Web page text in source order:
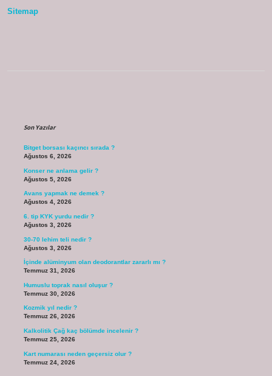
Sitemap
Son Yazılar
Bitget borsası kaçıncı sırada ?
Ağustos 6, 2026
Konser ne anlama gelir ?
Ağustos 5, 2026
Avans yapmak ne demek ?
Ağustos 4, 2026
6. tip KYK yurdu nedir ?
Ağustos 3, 2026
30-70 lehim teli nedir ?
Ağustos 3, 2026
İçinde alüminyum olan deodorantlar zararlı mı ?
Temmuz 31, 2026
Humuslu toprak nasıl oluşur ?
Temmuz 30, 2026
Kozmik yıl nedir ?
Temmuz 26, 2026
Kalkolitik Çağ kaç bölümde incelenir ?
Temmuz 25, 2026
Kart numarası neden geçersiz olur ?
Temmuz 24, 2026